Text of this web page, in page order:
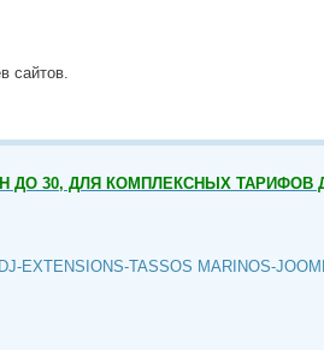
сайтов.
30, ДЛЯ КОМПЛЕКСНЫХ ТАРИФОВ
EXTENSIONS-TASSOS MARINOS-